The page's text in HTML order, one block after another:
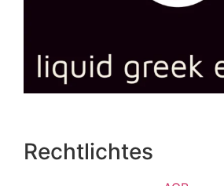
Rechtlichtes